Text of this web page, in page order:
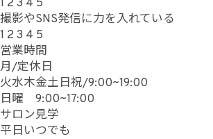
1 23 4 5
撮影やSNS発信に力を入れている
1 23 4 5
営業時間
月/定休日
火水木金土日祝/9:00~19:00
日曜 9:00~17:00
サロン見学
平日いつでも